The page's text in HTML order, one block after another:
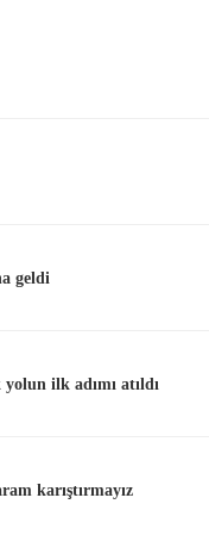
geldi
ilk adımı atıldı
karıştırmayız